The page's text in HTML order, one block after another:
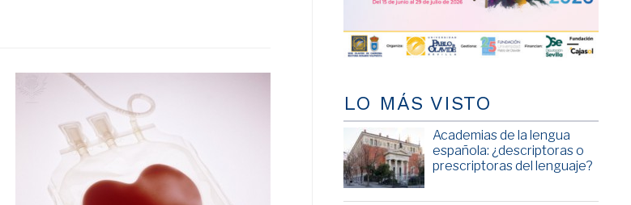
LO MÁS VISTO
Academias de la lengua
española: ¿descriptoras o
prescriptoras del lenguaje?